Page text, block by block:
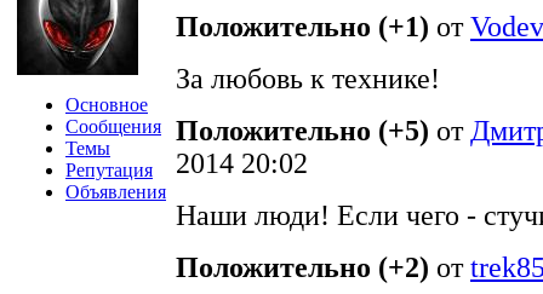
Основное
Сообщения
Темы
Репутация
Объявления
Положительно (+1) от
За любовь к технике!
Положительно (+5) от
2014 20:02
Наши люди! Если чего -
Положительно (+2) от